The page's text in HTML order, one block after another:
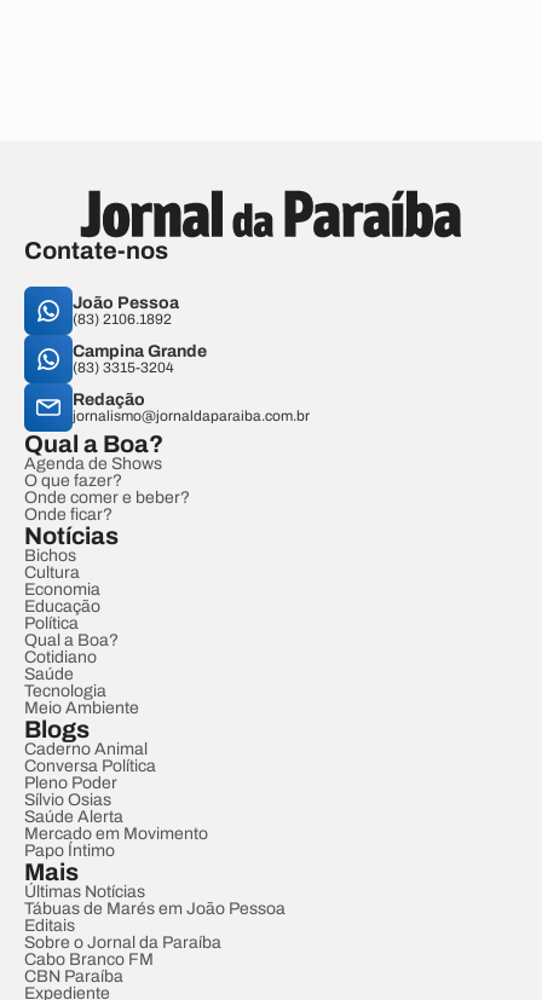
Contate-nos
João Pessoa
(83) 2106.1892
Campina Grande
(83) 3315-3204
Redação
jornalismo@jornaldaparaiba.com.br
Qual a Boa?
Agenda de Shows
O que fazer?
Onde comer e beber?
Onde ficar?
Notícias
Bichos
Cultura
Economia
Educação
Política
Qual a Boa?
Cotidiano
Saúde
Tecnologia
Meio Ambiente
Blogs
Caderno Animal
Conversa Política
Pleno Poder
Sílvio Osias
Saúde Alerta
Mercado em Movimento
Papo Íntimo
Mais
Últimas Notícias
Tábuas de Marés em João Pessoa
Editais
Sobre o Jornal da Paraíba
Cabo Branco FM
CBN Paraíba
Expediente